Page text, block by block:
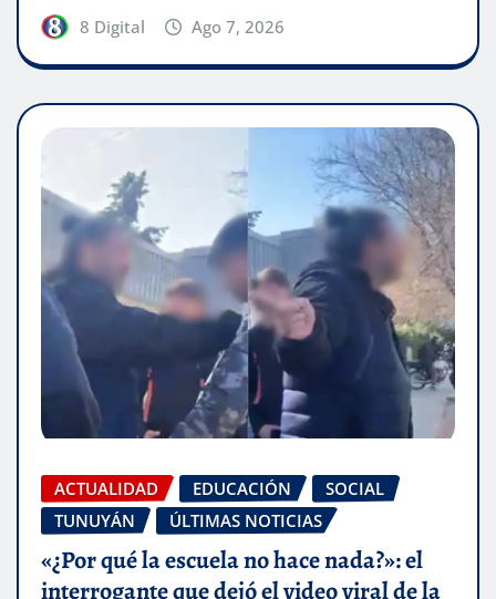
8 Digital Ago 7, 2026
ACTUALIDAD EDUCACIÓN
SOCIAL
TUNUYÁN
ÚLTIMAS NOTICIAS
«¿Por qué la escuela no hace nada?»: el
interrogante que dejó el video viral de la